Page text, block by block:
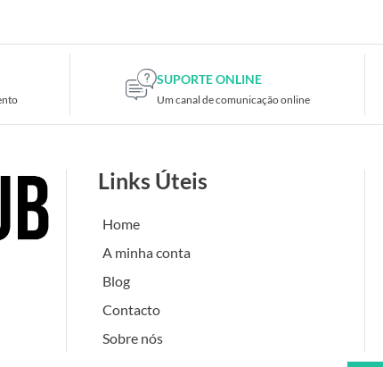
SUPORTE ONLINE
Um canal de comunicação online
Links Úteis
Home
A minha conta
Blog
Contacto
Sobre nós